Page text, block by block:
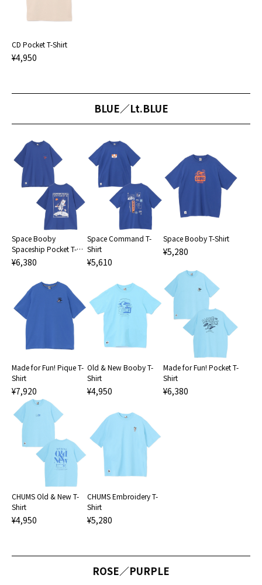
CD Pocket T-Shirt
¥4,950
BLUE／Lt.BLUE
Space Booby
Spaceship Pocket T-
Shirt
¥6,380
Space Command T-
Shirt
¥5,610
Space Booby T-Shirt
¥5,280
Made for Fun! Pique T-
Shirt
¥7,920
Old & New Booby T-
Shirt
¥4,950
Made for Fun! Pocket T-
Shirt
¥6,380
CHUMS Old & New T-
Shirt
¥4,950
CHUMS Embroidery T-
Shirt
¥5,280
ROSE／PURPLE